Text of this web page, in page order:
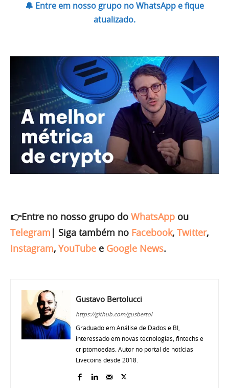
🔔 Entre em nosso grupo no WhatsApp e fique
atualizado.
👉Entre no nosso grupo do WhatsApp ou
Telegram | Siga também no Facebook, Twitter,
Instagram, YouTube e Google News.
Gustavo Bertolucci
https://github.com/gusbertol
Graduado em Análise de Dados e BI,
interessado em novas tecnologias, fintechs e
criptomoedas. Autor no portal de notícias
Livecoins desde 2018.